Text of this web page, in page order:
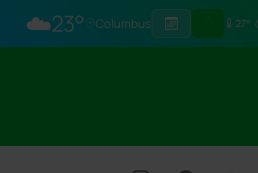
☁️23° Columbus 27°